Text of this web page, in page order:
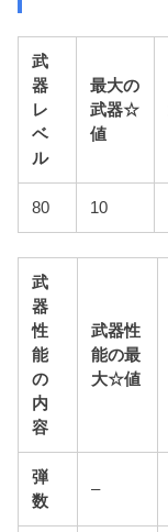
武
器
レ
ベ
ル
最大の
武器☆
値
80 10
武
器
性
能
の
内
容
武器性
能の最
大☆値
弾
数
–